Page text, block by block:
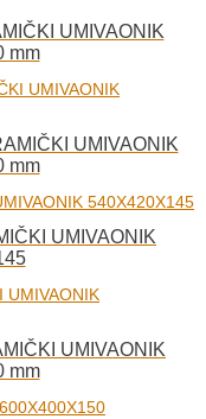
UMIVAONIK
mm
UMIVAONIK
mm
UMIVAONIK
UMIVAONIK
mm